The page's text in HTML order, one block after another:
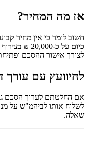
אז מה המחיר?
כיום על
לצורך אישור ההסכם ופתיחת
להיוועץ עם עורך
אם החלטתם לערוך הסכם
לשלוח אותו לביהמ"ש על
שאלה.